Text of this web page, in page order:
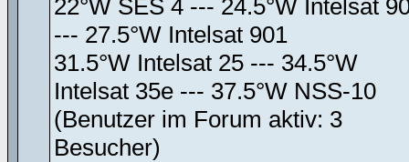
22°W SES 4 --- 24.5°W Intelsat
--- 27.5°W Intelsat 901
31.5°W Intelsat 25 --- 34.5°W
Intelsat 35e --- 37.5°W NSS-10
(Benutzer im Forum aktiv: 3
Besucher)